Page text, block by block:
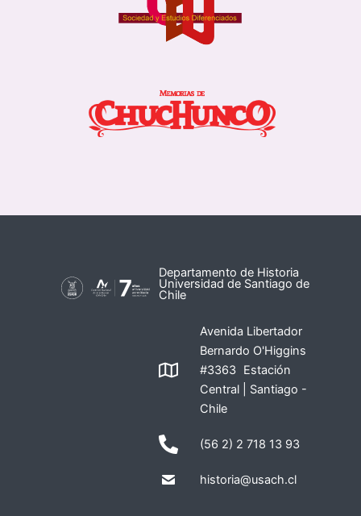
Departamento de Historia
Universidad de Santiago de
Chile
Avenida Libertador
Bernardo O'Higgins
#3363 Estación
Central | Santiago -
Chile
(56 2) 2 718 13 93
historia@usach.cl